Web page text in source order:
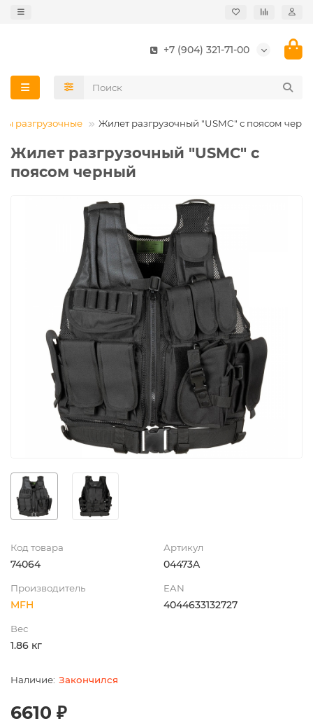
+7 (904) 321-71-00
разгрузочные Жилет разгрузочный "USMC" с поясом
Жилет разгрузочный "USMC" с
поясом черный
Код товара
74064
Артикул
04473A
Производитель
MFH
EAN
4044633132727
Вес
1.86 кг
Закончился
6610 ₽